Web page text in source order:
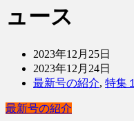
ュース
2023年12月25日
2023年12月24日
最新号の紹介, 特集１
最新号の紹介